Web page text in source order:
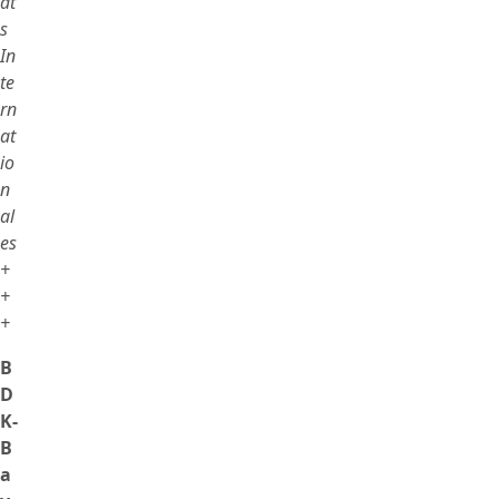
s
In
te
rn
at
io
n
al
es
+
+
+
B
D
K-
B
a